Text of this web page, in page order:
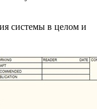
системы в целом и